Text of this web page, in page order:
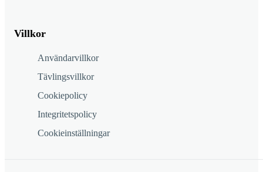
Villkor
Användarvillkor
Tävlingsvillkor
Cookiepolicy
Integritetspolicy
Cookieinställningar